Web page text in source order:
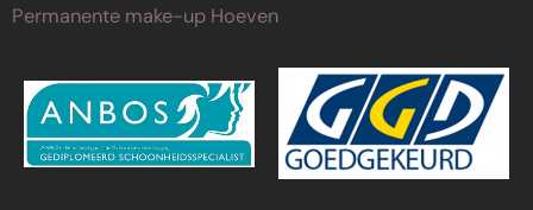
Permanente make-up Hoeven